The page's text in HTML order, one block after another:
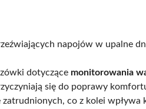
napojów w upalne
dotyczące monitorowania
się do poprawy
co z kolei wpływa